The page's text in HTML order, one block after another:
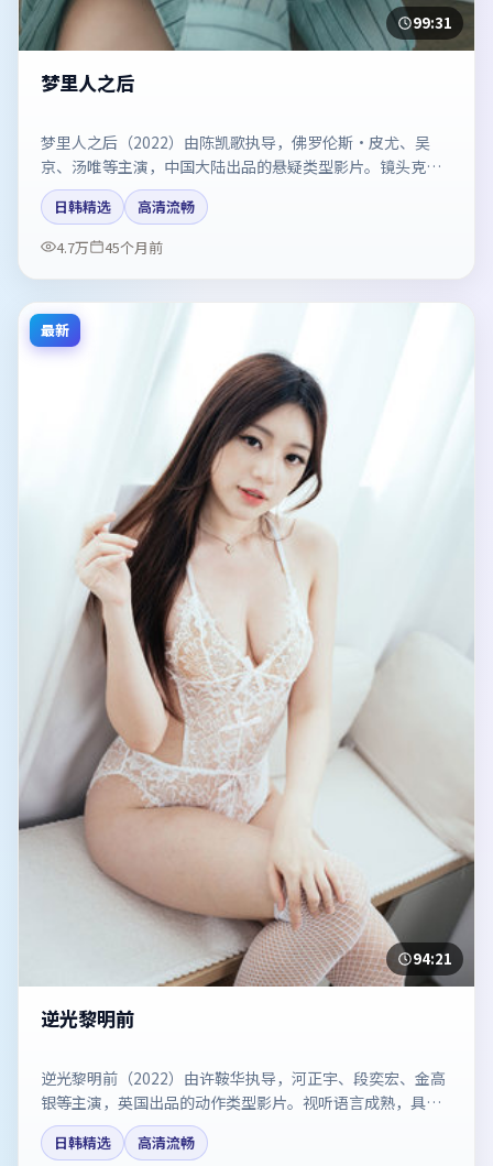
99:31
梦里人之后
梦里人之后（2022）由陈凯歌执导，佛罗伦斯·皮尤、吴
京、汤唯等主演，中国大陆出品的悬疑类型影片。镜头克制
却充满张力，人物弧光完整。剧情简介与主创信息可供检索
参考，上映日期以片方资料为准。
日韩精选
高清流畅
4.7万
45个月前
最新
94:21
逆光黎明前
逆光黎明前（2022）由许鞍华执导，河正宇、段奕宏、金高
银等主演，英国出品的动作类型影片。视听语言成熟，具备
院线质感。剧情简介与主创信息可供检索参考，上映日期以
片方资料为准。
日韩精选
高清流畅